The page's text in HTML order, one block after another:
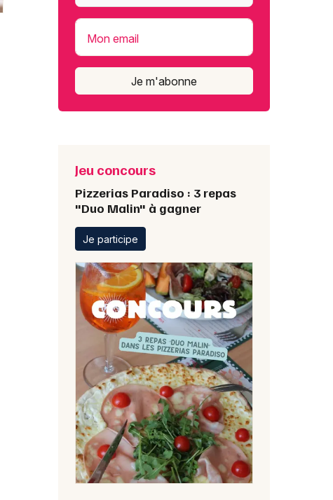
Mon email
Je m'abonne
Jeu concours
Pizzerias Paradiso : 3 repas
"Duo Malin" à gagner
Je participe